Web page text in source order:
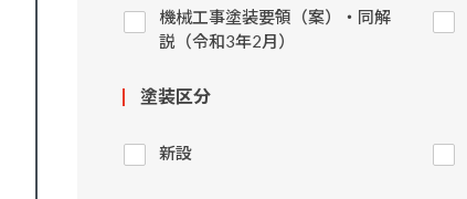
機械工事塗装要領（案）・同解
説（令和3年2月）
塗装区分
新設